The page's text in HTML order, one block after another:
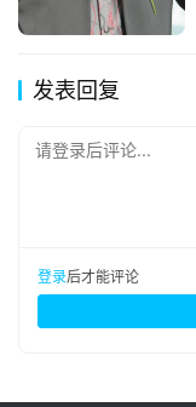
发表回复
请登录后评论...
登录后才能评论